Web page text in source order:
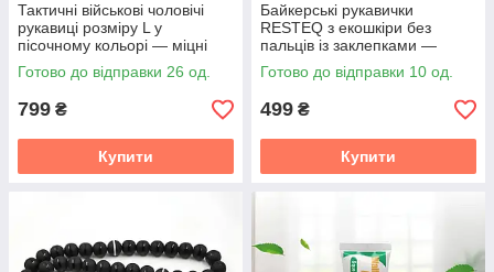
Тактичні військові чоловічі
рукавиці розміру L у
пісочному кольорі — міцні
армійські рукавиці для
стрільби, полювання, спорту
Готово до відправки 26 од.
799 ₴
Купити
Байкерські рукавички
RESTEQ з екошкіри без
пальців із заклепками —
стильні рукавички для
мотоциклістів та активного
Готово до відправки 10 од.
499 ₴
Купити